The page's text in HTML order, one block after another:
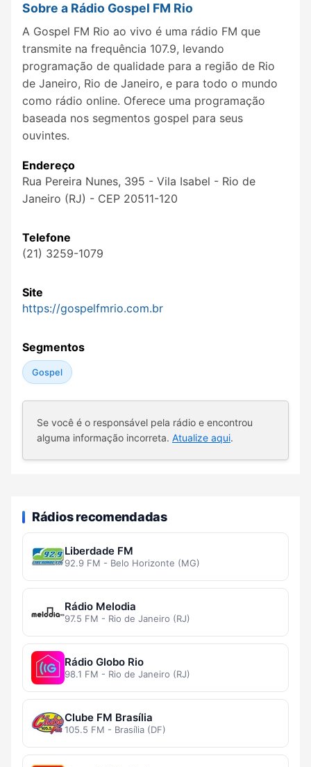
Sobre a Rádio Gospel FM Rio
A Gospel FM Rio ao vivo é uma rádio FM que
transmite na frequência 107.9, levando
programação de qualidade para a região de Rio
de Janeiro, Rio de Janeiro, e para todo o mundo
como rádio online. Oferece uma programação
baseada nos segmentos gospel para seus
ouvintes.
Endereço
Rua Pereira Nunes, 395 - Vila Isabel - Rio de
Janeiro (RJ) - CEP 20511-120
Telefone
(21) 3259-1079
Site
https://gospelfmrio.com.br
Segmentos
Gospel
Se você é o responsável pela rádio e encontrou
alguma informação incorreta. Atualize aqui.
Rádios recomendadas
Liberdade FM
92.9 FM - Belo Horizonte (MG)
Rádio Melodia
97.5 FM - Rio de Janeiro (RJ)
Rádio Globo Rio
98.1 FM - Rio de Janeiro (RJ)
Clube FM Brasília
105.5 FM - Brasília (DF)